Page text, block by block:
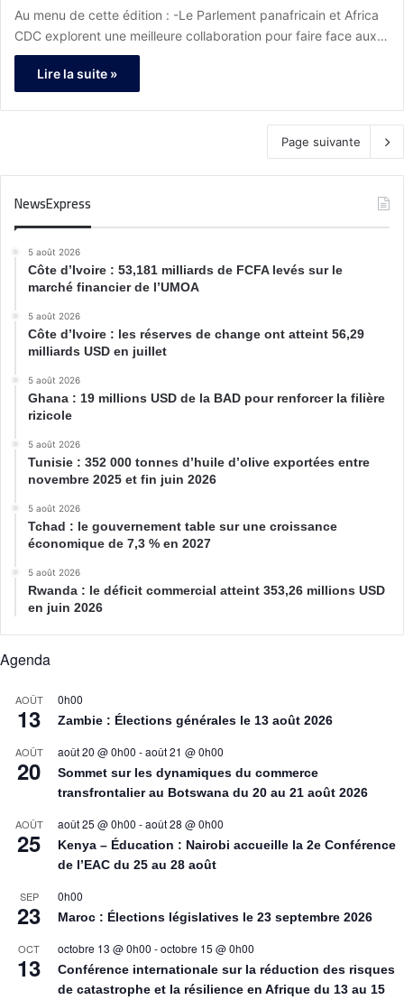
Au menu de cette édition : -Le Parlement panafricain et Africa
CDC explorent une meilleure collaboration pour faire face aux…
Lire la suite »
Page suivante
NewsExpress
5 août 2026
Côte d’Ivoire : 53,181 milliards de FCFA levés sur le
marché financier de l’UMOA
5 août 2026
Côte d’Ivoire : les réserves de change ont atteint 56,29
milliards USD en juillet
5 août 2026
Ghana : 19 millions USD de la BAD pour renforcer la filière
rizicole
5 août 2026
Tunisie : 352 000 tonnes d’huile d’olive exportées entre
novembre 2025 et fin juin 2026
5 août 2026
Tchad : le gouvernement table sur une croissance
économique de 7,3 % en 2027
5 août 2026
Rwanda : le déficit commercial atteint 353,26 millions USD
en juin 2026
Agenda
AOÛT
13
0h00
Zambie : Élections générales le 13 août 2026
AOÛT
20
août 20 @ 0h00 -août 21 @ 0h00
Sommet sur les dynamiques du commerce
transfrontalier au Botswana du 20 au 21 août 2026
AOÛT
25
août 25 @ 0h00 -août 28 @ 0h00
Kenya – Éducation : Nairobi accueille la 2e Conférence
de l’EAC du 25 au 28 août
SEP
23
0h00
Maroc : Élections législatives le 23 septembre 2026
OCT
13
octobre 13 @ 0h00 -octobre 15 @ 0h00
Conférence internationale sur la réduction des risques
de catastrophe et la résilience en Afrique du 13 au 15